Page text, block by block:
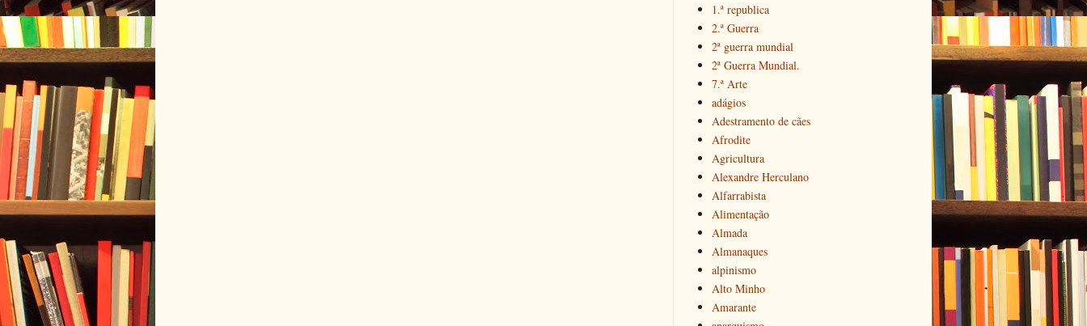
1.ª republica
2.ª Guerra
2ª guerra mundial
2ª Guerra Mundial.
7.ª Arte
adágios
Adestramento de cães
Afrodite
Agricultura
Alexandre Herculano
Alfarrabista
Alimentação
Almada
Almanaques
alpinismo
Alto Minho
Amarante